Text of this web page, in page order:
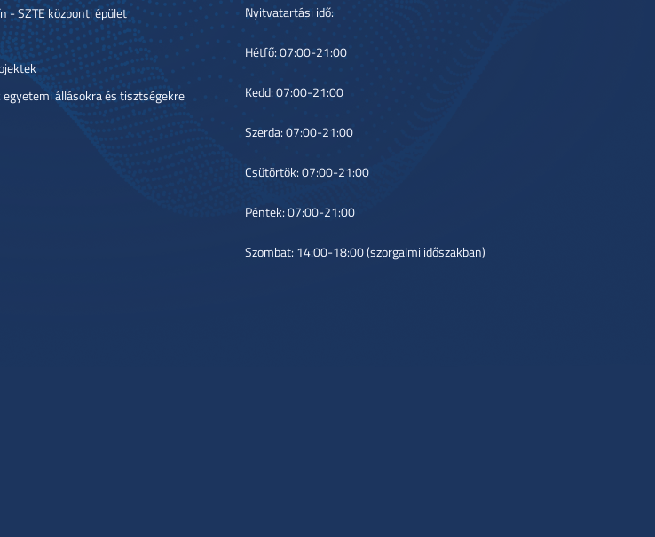
- SZTE központi épület
állásokra és tisztségekre
Nyitvatartási idő:
Hétfő: 07:00-21:00
Kedd: 07:00-21:00
Szerda: 07:00-21:00
Csütörtök: 07:00-21:00
Péntek: 07:00-21:00
Szombat: 14:00-18:00 (szorgalmi időszakban)